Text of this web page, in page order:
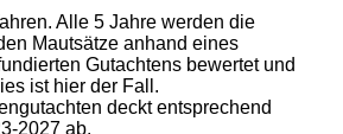
Alle 5 Jahre werden die
Mautsätze anhand eines
Gutachtens bewertet und
ist hier der Fall.
deckt entsprechend
2027 ab.